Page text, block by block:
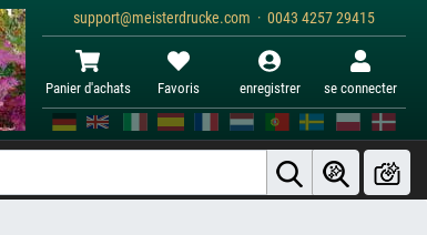
support@meisterdrucke.com · 0043 4257 29415
Panier d'achats Favoris enregistrer se connecter